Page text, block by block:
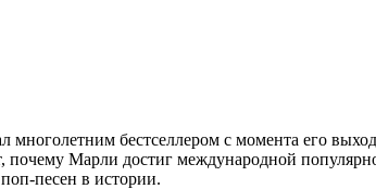
бестселлером с момента его
Марли достиг международной
песен в истории.